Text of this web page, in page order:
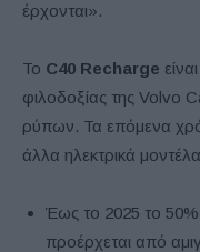
έρχονται».
Το C40 Recharge
φιλοδοξίας της Volvo
ρύπων. Τα επόμενα
άλλα ηλεκτρικά
Έως το 2025 το
προέρχεται από